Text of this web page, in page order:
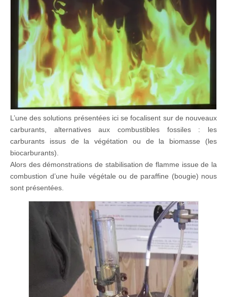
L’une des solutions présentées ici se focalisent sur de nouveaux
carburants, alternatives aux combustibles fossiles : les
carburants issus de la végétation ou de la biomasse (les
biocarburants).
Alors des démonstrations de stabilisation de flamme issue de la
combustion d’une huile végétale ou de paraffine (bougie) nous
sont présentées.